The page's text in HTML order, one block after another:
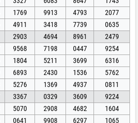
1769 9913 4793
2077
4911 3418 7739
0635
2903 4694 8961
2479
9568 7198 0447
9254
1804 5211 3699
6316
6893 2430 1536
5762
5276 1369 4937
0811
3367 0329 3609
9224
5070 2908 4682
1604
0641 9908 6297
1065